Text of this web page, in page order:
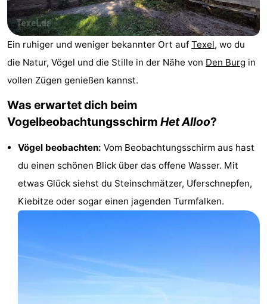
Hoorn
De
Cocksdorp
-
De
-
De
Waal
-
Oosterend
Natur
Schönste
Aussichtspunkte
Übernachten
Appartements
Bosch
Ein ruhiger und weniger bekannter Ort auf Texel, wo du
die Natur, Vögel und die Stille in der Nähe von Den Burg in
vollen Zügen genießen kannst.
Was erwartet dich beim
Vogelbeobachtungsschirm Het Alloo?
Vögel beobachten: Vom Beobachtungsschirm aus hast
du einen schönen Blick über das offene Wasser. Mit
etwas Glück siehst du Steinschmätzer, Uferschnepfen,
Kiebitze oder sogar einen jagenden Turmfalken.